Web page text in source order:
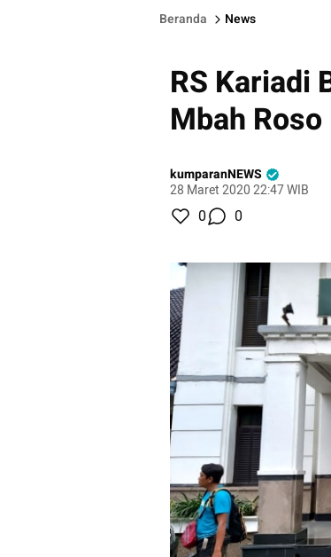
Beranda News
RS Kariadi
Mbah
kumparanNEWS
28 Maret 2020 22:47 WIB
0 0